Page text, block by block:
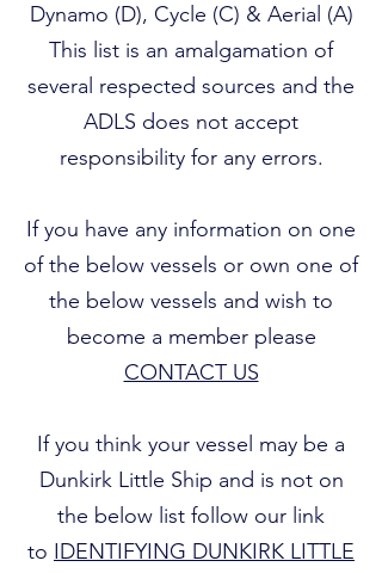
Dynamo (D), Cycle (C) & Aerial (A)
This list is an amalgamation of
several respected sources and the
ADLS does not accept
responsibility for any errors.
If you have any information on one
of the below vessels or own one of
the below vessels and wish to
become a member please
CONTACT US
If you think your vessel may be a
Dunkirk Little Ship and is not on
the below list follow our link
to IDENTIFYING DUNKIRK LITTLE